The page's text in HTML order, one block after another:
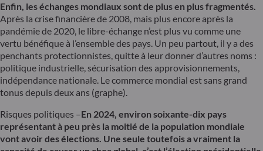
Enfin, les échanges mondiaux sont de plus en plus fragmentés.
Après la crise financière de 2008, mais plus encore après la
pandémie de 2020, le libre-échange n’est plus vu comme une
vertu bénéfique à l’ensemble des pays. Un peu partout, il y a des
penchants protectionnistes, quitte à leur donner d’autres noms :
politique industrielle, sécurisation des approvisionnements,
indépendance nationale. Le commerce mondial est sans grand
tonus depuis deux ans (graphe).
Risques politiques –En 2024, environ soixante-dix pays
représentant à peu près la moitié de la population mondiale
vont avoir des élections. Une seule toutefois a vraiment la